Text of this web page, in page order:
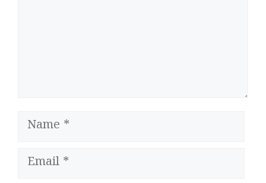
Name
Email